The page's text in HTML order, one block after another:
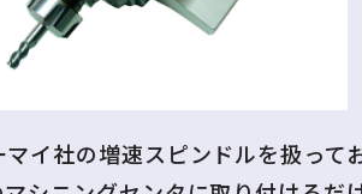
イ社の増速スピンドルを扱って